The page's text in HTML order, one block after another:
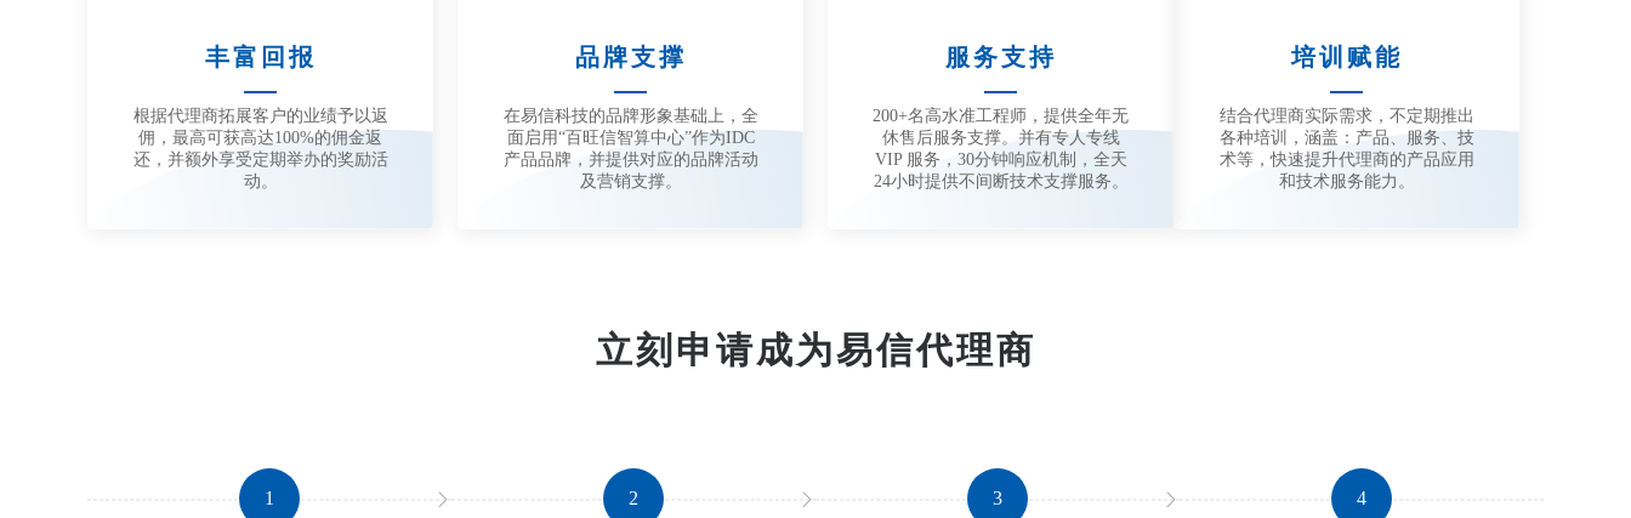
丰富回报
根据代理商拓展客户的业绩予以返
佣，最高可获高达100%的佣金返
还，并额外享受定期举办的奖励活
动。
品牌支撑
在易信科技的品牌形象基础上，全
面启用“百旺信智算中心”作为IDC
产品品牌，并提供对应的品牌活动
及营销支撑。
服务支持
200+名高水准工程师，提供全年无
休售后服务支撑。并有专人专线
VIP 服务，30分钟响应机制，全天
24小时提供不间断技术支撑服务。
培训赋能
结合代理商实际需求，不定期推出
各种培训，涵盖：产品、服务、技
术等，快速提升代理商的产品应用
和技术服务能力。
立刻申请成为易信代理商
1 2 3 4